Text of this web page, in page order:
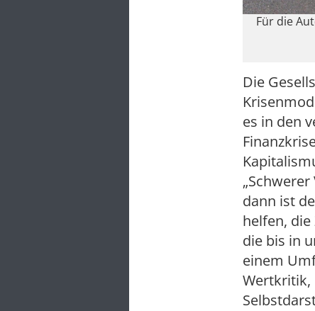
Für die
Die
es in den
dann ist
helfen,
die bis in
einem
Wertkritik,